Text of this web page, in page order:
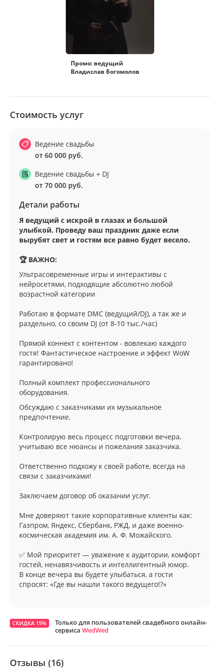
Промо: ведущий
Владислав Богомолов
Стоимость услуг
Ведение свадьбы
от 60 000 руб.
Ведение свадьбы + DJ
от 70 000 руб.
Детали работы
Я ведущий с искрой в глазах и большой
улыбкой. Проведу ваш праздник даже если
вырубят свет и гостям все равно будет весело.
🏆 ВАЖНО:
Ультрасовременные игры и интерактивы с
нейросетями, подходящие абсолютно любой
возрастной категории
Работаю в формате DMC (ведущий/DJ), а так же и
раздельно, со своим DJ (от 8-10 тыс./час)
Прямой коннект с контентом - вовлекаю каждого
гостя! Фантастическое настроение и эффект WoW
гарантировано!
Полный комплект профессионального
оборудования.
Обсуждаю с заказчиками их музыкальное
предпочтение.
Контролирую весь процесс подготовки вечера,
учитываю все нюансы и пожелания заказчика.
Ответственно подхожу к своей работе, всегда на
связи с заказчиками!
Заключаем договор об оказании услуг.
Мне доверяют такие корпоративные клиенты как:
Газпром, Яндекс, Сбербанк, РЖД, и даже военно-
космическая академия им. А. Ф. Можайского.
✅ Мой приоритет — уважение к аудитории, комфорт
гостей, ненавязчивость и интеллигентный юмор.
В конце вечера вы будете улыбаться, а гости
спросят: «Где вы нашли такого ведущего!?»
СКИДКА 15%
Только для пользователей свадебного онлайн-
сервиса WedWed
Отзывы (16)